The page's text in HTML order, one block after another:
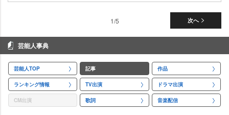
次へ
1/5
芸能人事典
芸能人TOP 記事 作品
ランキング情報 TV出演 ドラマ出演
CM出演 歌詞 音楽配信